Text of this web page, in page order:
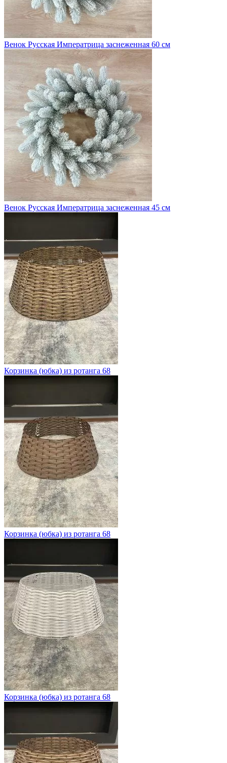
Венок Русская Императрица заснеженная 60 см
Венок Русская Императрица заснеженная 45 см
Корзинка (юбка) из ротанга 68
Корзинка (юбка) из ротанга 68
Корзинка (юбка) из ротанга 68